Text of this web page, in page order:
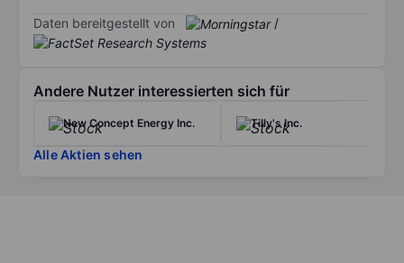
Daten bereitgestellt von /
Andere Nutzer interessierten sich für
New Concept Energy Inc. Tilly's Inc.
Alle Aktien sehen